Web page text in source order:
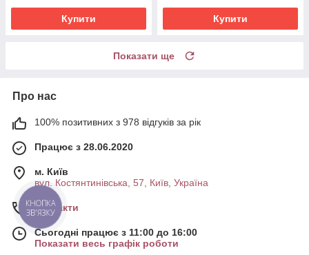
Купити Купити
Показати ще
Про нас
100% позитивних з 978 відгуків за рік
Працює з 28.06.2020
м. Київ
вул. Костянтинівська, 57, Київ, Україна
Контакти
Сьогодні працює з 11:00 до 16:00
Показати весь графік роботи
КНОПКА
ЗВ'ЯЗКУ